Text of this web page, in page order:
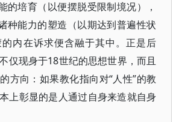
的培育（以便摆脱受限制境况），
种能力的塑造（以期达到普遍性状
内在诉求便含融于其中。正是后
仅现身于18世纪的思想世界，而且
方向：如果教化指向对“人性”的教
上彰显的是人通过自身来造就自身